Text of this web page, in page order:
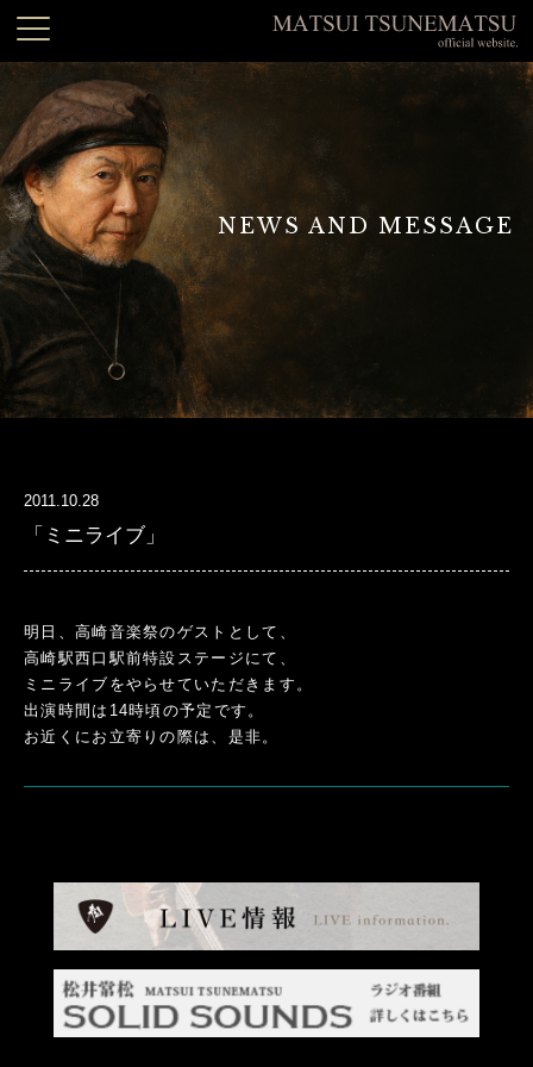
NEWS AND MESSAGE
2011.10.28
「ミニライブ」
明日、高崎音楽祭のゲストとして、
高崎駅西口駅前特設ステージにて、
ミニライブをやらせていただきます。
出演時間は14時頃の予定です。
お近くにお立寄りの際は、是非。